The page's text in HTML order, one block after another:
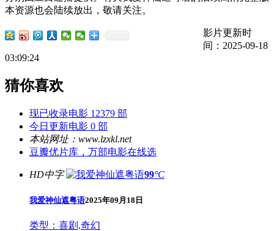
本资源也会陆续放出，敬请关注。
影片更新时
间：2025-09-18
03:09:24
猜你喜欢
现已收录电影 12379 部
今日更新电影 0 部
本站网址：www.lzxkl.net
豆瓣优片库，万部电影在线选
HD中字 99°C
我爱神仙遮粤语2025年09月18日
类型： 喜剧,奇幻